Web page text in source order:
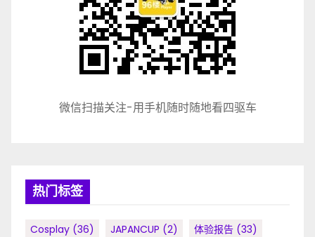
微信扫描关注-用手机随时随地看四驱车
热门标签
Cosplay (36) JAPANCUP (2) 体验报告 (33)